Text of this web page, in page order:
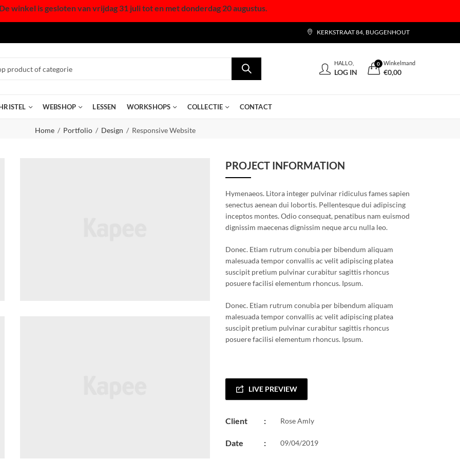
winkel is gesloten van vrijdag 31 juli tot en met donderdag 20 augustus.
KERKSTRAAT 84, BUGGENHOUT
HALLO,
LOG IN
0 Winkelmand
€0,00
WEBSHOP LESSEN WORKSHOPS COLLECTIE CONTACT
Home Portfolio Design Responsive Website
PROJECT INFORMATION
Hymenaeos. Litora integer pulvinar ridiculus fames sapien
senectus aenean dui lobortis. Pellentesque dui adipiscing
inceptos montes. Odio consequat, penatibus nam euismod
dignissim maecenas dignissim neque arcu nulla leo.
Donec. Etiam rutrum conubia per bibendum aliquam
malesuada tempor convallis ac velit adipiscing platea
suscipit pretium pulvinar curabitur sagittis rhoncus
posuere facilisi elementum rhoncus. Ipsum.
Donec. Etiam rutrum conubia per bibendum aliquam
malesuada tempor convallis ac velit adipiscing platea
suscipit pretium pulvinar curabitur sagittis rhoncus
posuere facilisi elementum rhoncus. Ipsum.
LIVE PREVIEW
Client : Rose Amly
Date : 09/04/2019